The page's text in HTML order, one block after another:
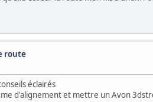
route
éclairés
d'alignement et mettre un Avon